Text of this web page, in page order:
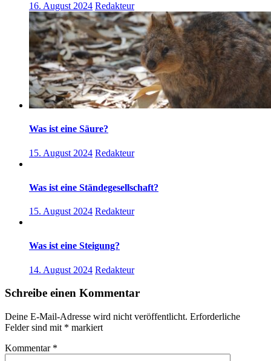
16. August 2024 Redakteur
Was ist eine Säure?
15. August 2024 Redakteur
Was ist eine Ständegesellschaft?
15. August 2024 Redakteur
Was ist eine Steigung?
14. August 2024 Redakteur
Schreibe einen Kommentar
Deine E-Mail-Adresse wird nicht veröffentlicht. Erforderliche
Felder sind mit * markiert
Kommentar *